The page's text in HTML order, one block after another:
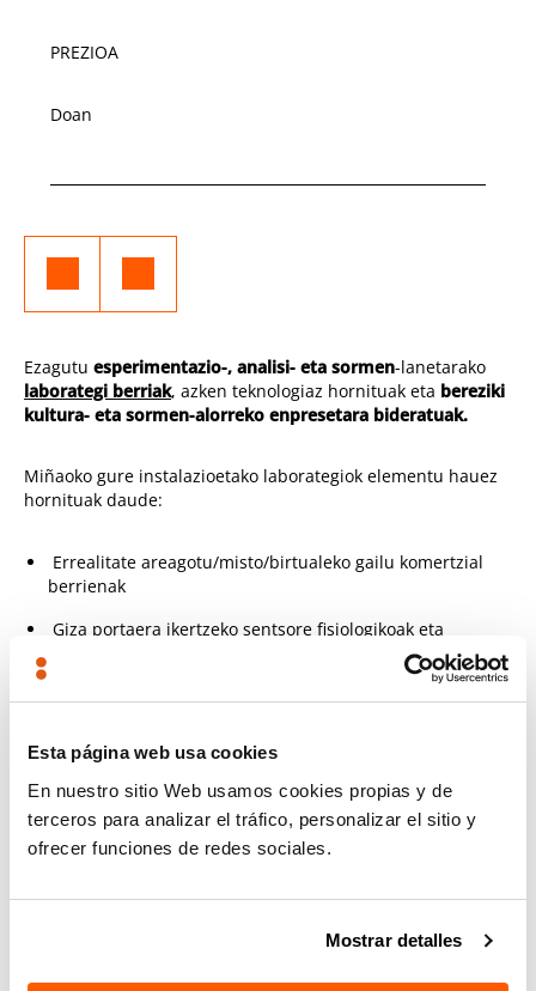
Esta página web usa cookies
En nuestro sitio Web usamos cookies propias y de
terceros para analizar el tráfico, personalizar el sitio y
ofrecer funciones de redes sociales.
Mostrar detalles
PREZIOA
Doan
Ezagutuesperimentazio-, analisi- eta sormen-lanetarako
laborategi berriak, azken teknologiaz hornituak eta bereziki
kultura- eta sormen-alorreko enpresetara bideratuak.
Miñaoko gure instalazioetako laborategiok elementu hauez
hornituak daude:
Errealitate areagotu/misto/birtualeko gailu komertzial
berrienak
Giza portaera ikertzeko sentsore fisiologikoak eta
500 m3-ko kaiola bat droneekin esperimentatzeko
3D-ko fotogrametria- eta modelatze-sistema